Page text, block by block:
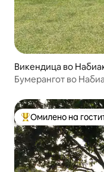
Викендица во
Бумерангот во
Меѓу најуспешните
Омилено на